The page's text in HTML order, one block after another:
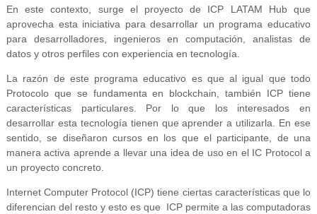
En este contexto, surge el proyecto de ICP LATAM Hub que
aprovecha esta iniciativa para desarrollar un programa educativo
para desarrolladores, ingenieros en computación, analistas de
datos y otros perfiles con experiencia en tecnología.
La razón de este programa educativo es que al igual que todo
Protocolo que se fundamenta en blockchain, también ICP tiene
características particulares. Por lo que los interesados en
desarrollar esta tecnología tienen que aprender a utilizarla. En ese
sentido, se diseñaron cursos en los que el participante, de una
manera activa aprende a llevar una idea de uso en el IC Protocol a
un proyecto concreto.
Internet Computer Protocol (ICP) tiene ciertas características que lo
diferencian del resto y esto es que ICP permite a las computadoras